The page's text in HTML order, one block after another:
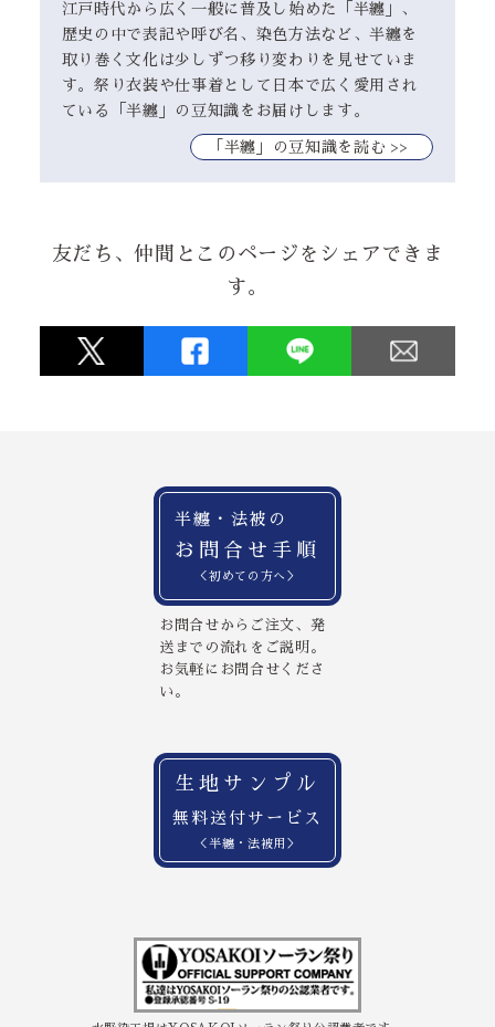
江戸時代から広く一般に普及し始めた「半纏」、
歴史の中で表記や呼び名、染色方法など、半纏を
取り巻く文化は少しずつ移り変わりを見せていま
す。祭り衣装や仕事着として日本で広く愛用され
ている「半纏」の豆知識をお届けします。
｢半纏」の豆知識を読む >>
友だち、仲間とこのページをシェアできま
す。
半纏・法被の
お問合せ手順
＜初めての方へ＞
お問合せからご注文、発
送までの流れをご説明。
お気軽にお問合せくださ
い。
生地サンプル
無料送付サービス
＜半纏・法被用＞